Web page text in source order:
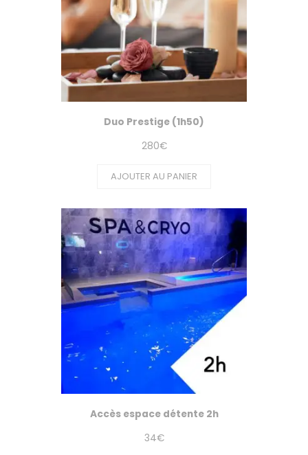
Duo Prestige (1h50)
280€
AJOUTER AU PANIER
Accès espace détente 2h
34€